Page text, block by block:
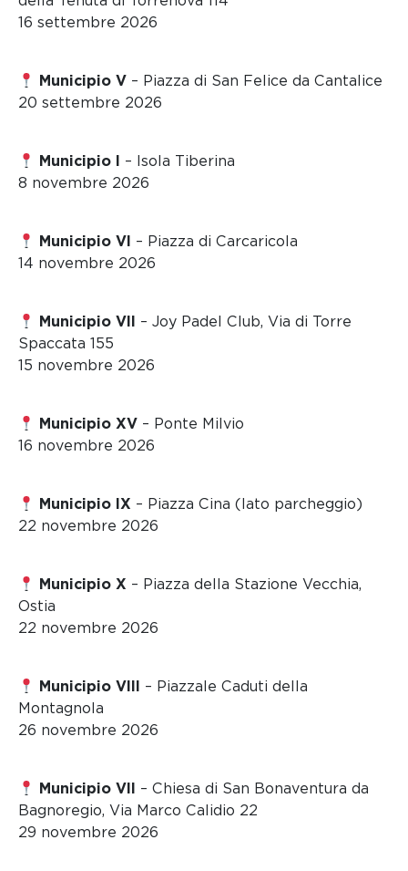
16 settembre 2026
Municipio V – Piazza di San Felice da Cantalice
20 settembre 2026
Municipio I – Isola Tiberina
8 novembre 2026
Municipio VI – Piazza di Carcaricola
14 novembre 2026
Municipio VII – Joy Padel Club, Via di Torre
Spaccata 155
15 novembre 2026
Municipio XV – Ponte Milvio
16 novembre 2026
Municipio IX – Piazza Cina (lato parcheggio)
22 novembre 2026
Municipio X – Piazza della Stazione Vecchia,
Ostia
22 novembre 2026
Municipio VIII – Piazzale Caduti della
Montagnola
26 novembre 2026
Municipio VII – Chiesa di San Bonaventura da
Bagnoregio, Via Marco Calidio 22
29 novembre 2026